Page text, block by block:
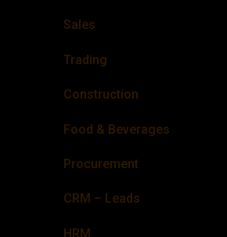
Sales
Trading
Construction
Food & Beverages
Procurement
CRM – Leads
HRM